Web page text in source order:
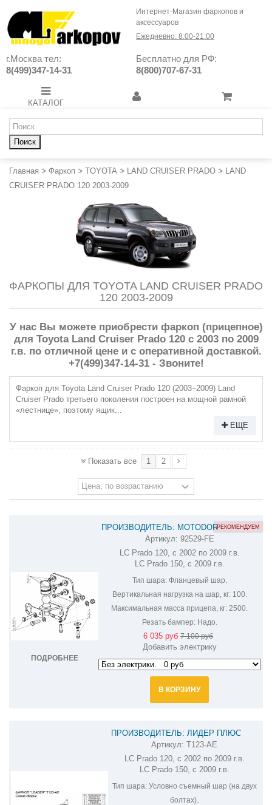
Интернет-Магазин фаркопов и
аксессуаров
Ежедневно: 8:00-21:00
г.Москва тел:
8(499)347-14-31
Бесплатно для РФ:
8(800)707-67-31
КАТАЛОГ
Поиск
Главная > Фаркоп > TOYOTA > LAND CRUISER PRADO > LAND
CRUISER PRADO 120 2003-2009
ФАРКОПЫ ДЛЯ TOYOTA LAND CRUISER PRADO
120 2003-2009
У нас Вы можете приобрести фаркоп (прицепное)
для Toyota Land Cruiser Prado 120 с 2003 по 2009
г.в. по отличной цене и с оперативной доставкой.
+7(499)347-14-31 - Звоните!
Фаркоп для Toyota Land Cruiser Prado 120 (2003–2009) Land
Cruiser Prado третьего поколения построен на мощной рамной
«лестнице», поэтому ящик...
ЕЩЕ
Показать все 1 2
ПОДРОБНЕЕ
ПРОИЗВОДИТЕЛЬ: MOTODOR
ОЦИНКОВАННЫЙ ФАРКОП НА TOYOTA
LAND CRUISER PRADO 92529-FE
Артикул: 92529-FE
LC Prado 120, с 2002 по 2009 г.в.
LC Prado 150, с 2009 г.в.
Тип шара:Фланцевый шар.
Вертикальная нагрузка на шар, кг:100.
Максимальная масса прицепа, кг: 2500.
Резать бампер:Надо.
РЕКОМЕНДУЕМ
6 035 руб7 100 руб
Добавить электрику
В КОРЗИНУ
ПРОИЗВОДИТЕЛЬ: ЛИДЕР ПЛЮС
ФАРКОП НА TOYOTA LAND CRUISER
PRADO 150,120 T123-AE
Артикул: T123-AE
LC Prado 120, с 2002 по 2009 г.в.
LC Prado 150, с 2009 г.в.
Тип шара:Условно съемный шар (на двух
болтах).